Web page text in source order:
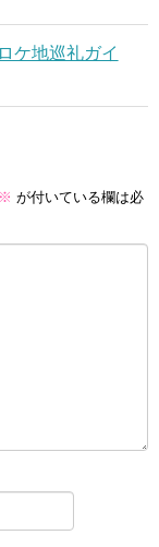
ケ地巡礼ガイ
※ が付いている欄は必